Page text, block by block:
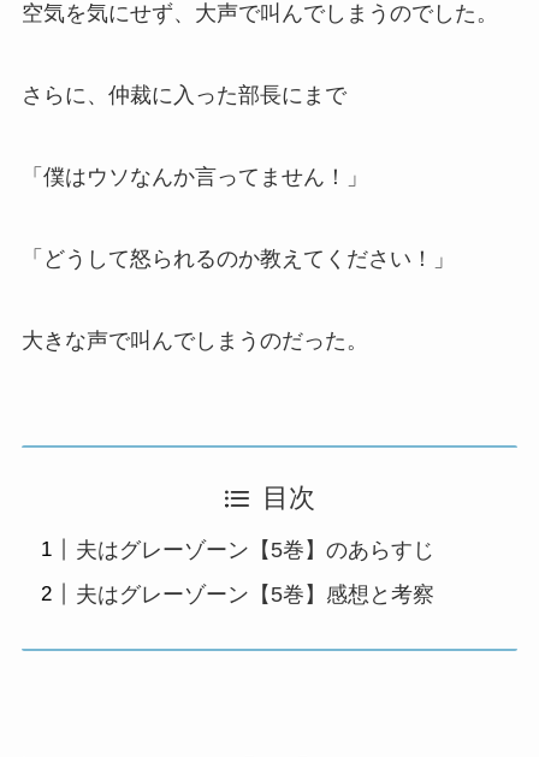
空気を気にせず、大声で叫んでしまうのでした。
さらに、仲裁に入った部長にまで
「僕はウソなんか言ってません！」
「どうして怒られるのか教えてください！」
大きな声で叫んでしまうのだった。
目次
夫はグレーゾーン【5巻】のあらすじ
夫はグレーゾーン【5巻】感想と考察